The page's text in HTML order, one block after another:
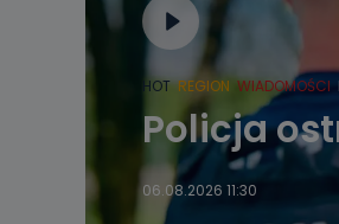
HOT REGION WIADOMOŚCI
Policja
06.08.2026 11:30